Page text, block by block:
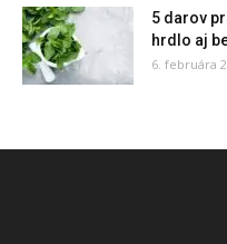
5 darov
hrdlo aj
6. februára